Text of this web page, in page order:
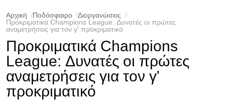
Αρχική Ποδόσφαιρο
Διοργανώσεις
Προκριματικά Champions League: Δυνατές οι πρώτες
αναμετρήσεις για τον γ' προκριματικό
Προκριματικά Champions
League: Δυνατές οι πρώτες
αναμετρήσεις για τον γ'
προκριματικό